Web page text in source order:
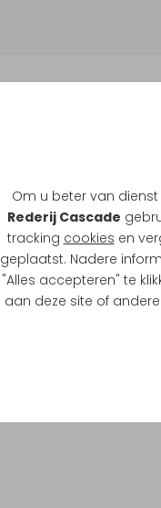
Om u beter van
Rederij Cascade
tracking cookies en
geplaatst. Nadere
"Alles accepteren" te
aan deze site of